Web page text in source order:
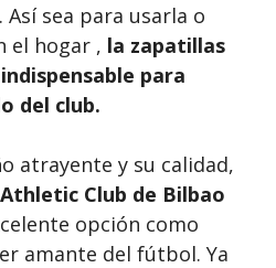
sea para usarla o
el hogar , la zapatillas
para
del club.
atrayente y su calidad,
Club de Bilbao
opción como
amante del fútbol. Ya